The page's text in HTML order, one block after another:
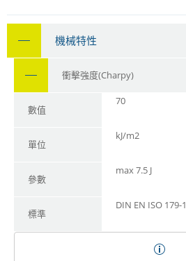
機械特性
衝擊強度(Charpy)
數值
70
單位
kJ/m2
參數
max 7.5 J
標準
DIN EN ISO 179-1